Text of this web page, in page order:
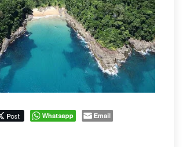
Post Whatsapp Email